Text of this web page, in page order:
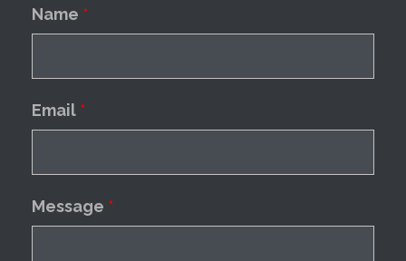
Name *
Email *
Message *